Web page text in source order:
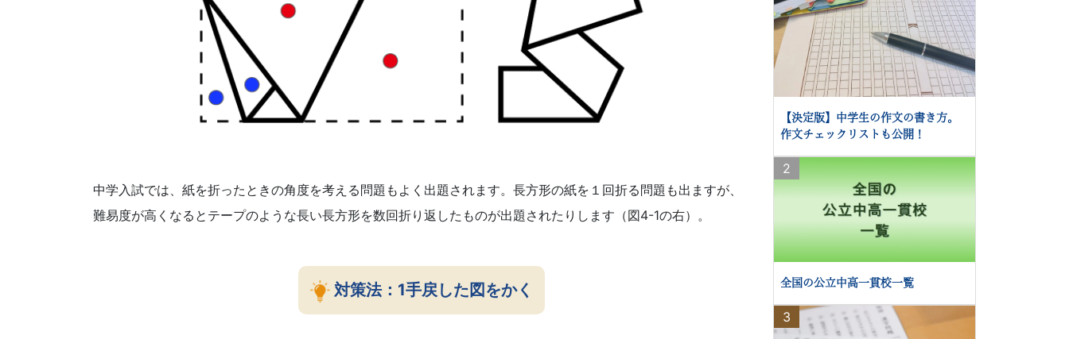
中学入試では、紙を折ったときの角度を考える問題もよく出題されます。長方形の紙を１回折る問題も出ますが、
難易度が高くなるとテープのような長い長方形を数回折り返したものが出題されたりします（図4-1の右）。
対策法：1手戻した図をかく
【決定版】中学生の作文の書き方。
作文チェックリストも公開！
2
全国の公立中高一貫校一覧
3